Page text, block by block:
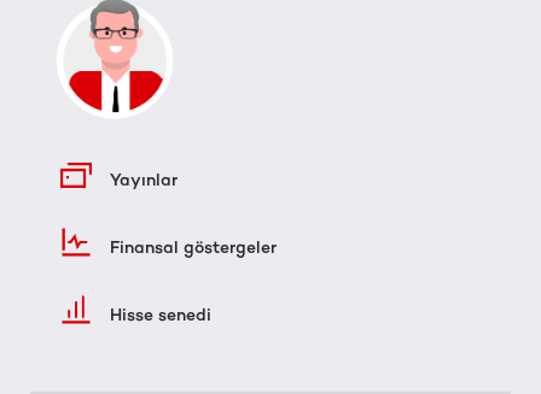
Yayınlar
Finansal göstergeler
Hisse senedi